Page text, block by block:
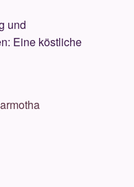
und
Eine köstliche